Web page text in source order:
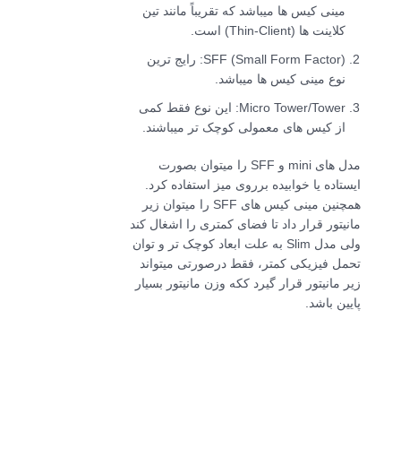
مینی کیس ها میباشد که تقریباً مانند تین
کلاینت ها (Thin-Client) است.
SFF (Small Form Factor): رایج ترین
نوع مینی کیس ها میباشد.
Micro Tower/Tower: این نوع فقط کمی
از کیس های معمولی کوچک تر میباشند.
مدل های mini و SFF را میتوان بصورت
ایستاده یا خوابیده برروی میز استفاده کرد.
همچنین مینی کیس های SFF را میتوان زیر
مانیتور قرار داد تا فضای کمتری را اشغال کند
ولی مدل Slim به علت ابعاد کوچک تر و توان
تحمل فیزیکی کمتر، فقط درصورتی میتواند
زیر مانیتور قرار گیرد ککه وزن مانیتور بسیار
پایین باشد.